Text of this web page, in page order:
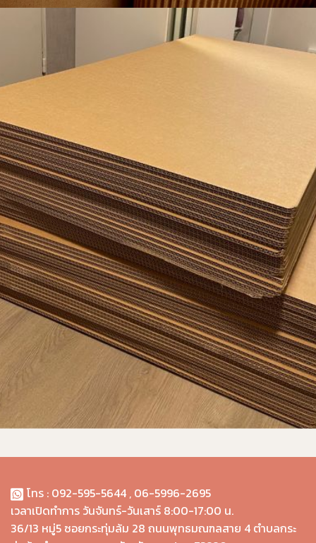
โทร : 092-595-5644 , 06-5996-2695
เวลาเปิดทำการ วันจันทร์-วันเสาร์ 8:00-17:00 น.
36/13 หมู่5 ซอยกระทุ่มล้ม 28 ถนนพุทธมณฑลสาย 4 ตำบลกระ